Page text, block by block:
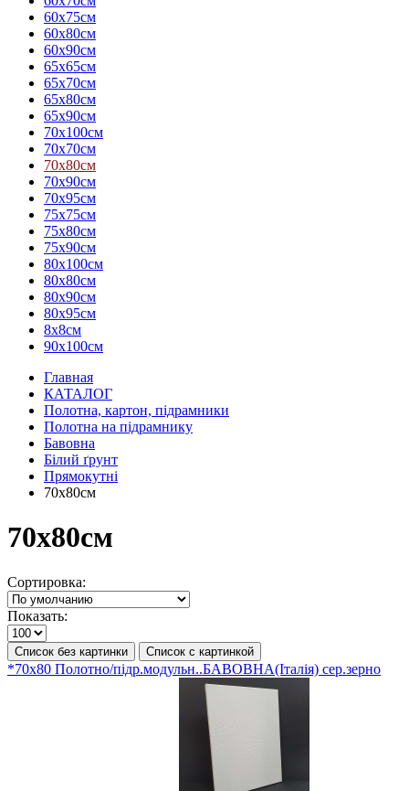
60х75см
60х80см
60х90см
65х65см
65х70см
65х80см
65х90см
70х100см
70х70см
70х80см
70х90см
70х95см
75х75см
75х80см
75х90см
80х100см
80х80см
80х90см
80х95см
8х8см
90х100см
Главная
КАТАЛОГ
Полотна, картон, підрамники
Полотна на підрамнику
Бавовна
Білий ґрунт
Прямокутні
70х80см
70х80см
Сортировка:
Показать:
Список без картинки Список с картинкой
*70х80 Полотно/підр.модульн..БАВОВНА(Італія) сер.зерно